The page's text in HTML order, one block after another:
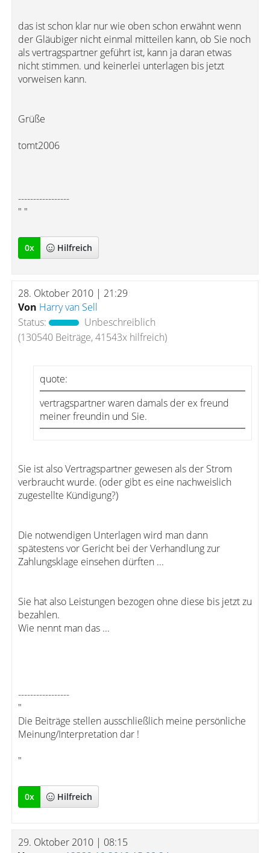
das ist schon klar nur wie oben schon erwähnt wenn
der Gläubiger nicht einmal mitteilen kann, ob Sie noch
als vertragspartner geführt ist, kann ja daran etwas
nicht stimmen. und keinerlei unterlagen bis jetzt
vorweisen kann.
Grüße
tomt2006
-----------------
" "
0x Hilfreich
28. Oktober 2010 | 21:29
Von Harry van Sell
Status:
Unbeschreiblich
(130540 Beiträge, 41543x hilfreich)
quote:
vertragspartner waren damals der ex freund
meiner freundin und Sie.
Sie ist also Vertragspartner gewesen als der Strom
verbraucht wurde. (oder gibt es eine nachweislich
zugestellte Kündigung?)
Die notwendigen Unterlagen wird man dann
spätestens vor Gericht bei der Verhandlung zur
Zahlungsklage einsehen dürften ...
Sie hat also Leistungen bezogen ohne diese bis jetzt zu
bezahlen.
Wie nennt man das ...
-----------------
"
Die Beiträge stellen ausschließlich meine persönliche
Meinung/Interpretation dar !
"
0x Hilfreich
29. Oktober 2010 | 08:15